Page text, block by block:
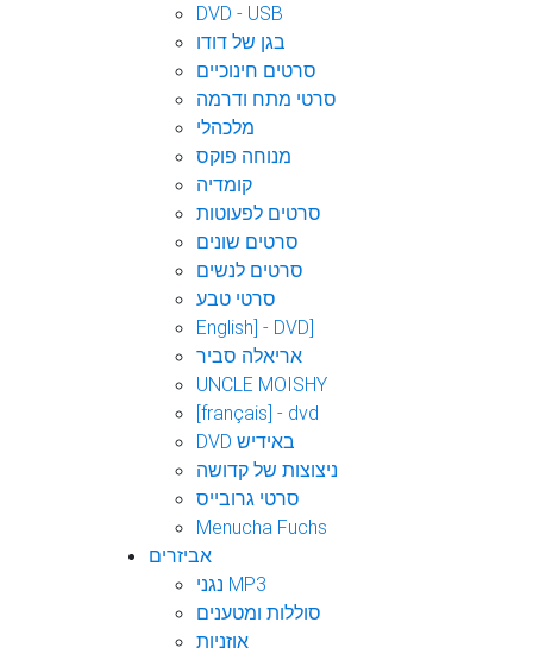
DVD - USB
בגן של דודו
סרטים חינוכיים
סרטי מתח ודרמה
מלכהלי
מנוחה פוקס
קומדיה
סרטים לפעוטות
סרטים שונים
סרטים לנשים
סרטי טבע
English] - DVD]
אריאלה סביר
UNCLE MOISHY
[français] - dvd
DVD באידיש
ניצוצות של קדושה
סרטי גרובייס
Menucha Fuchs
אביזרים
נגני MP3
סוללות ומטענים
אוזניות